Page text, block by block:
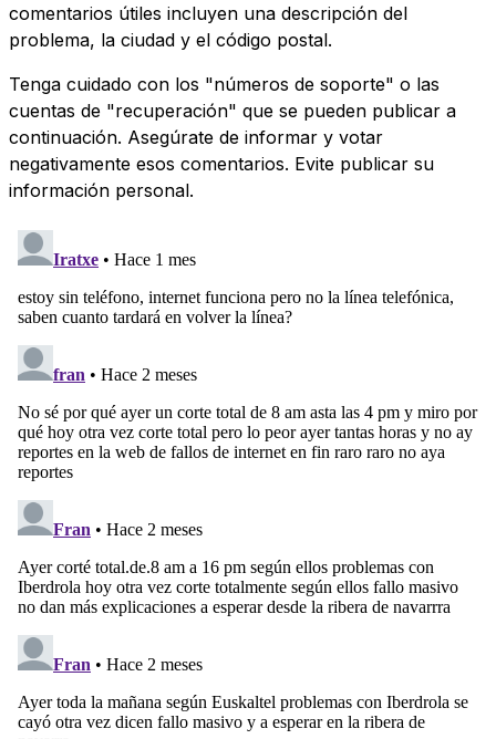
comentarios útiles incluyen una descripción del
problema, la ciudad y el código postal.
Tenga cuidado con los "números de soporte" o las
cuentas de "recuperación" que se pueden publicar a
continuación. Asegúrate de informar y votar
negativamente esos comentarios. Evite publicar su
información personal.